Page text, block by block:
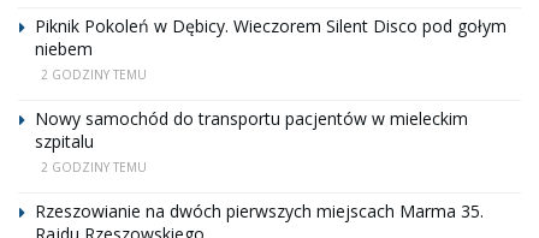
Piknik Pokoleń w Dębicy. Wieczorem Silent Disco pod gołym
niebem
2 GODZINY TEMU
Nowy samochód do transportu pacjentów w mieleckim
szpitalu
2 GODZINY TEMU
Rzeszowianie na dwóch pierwszych miejscach Marma 35.